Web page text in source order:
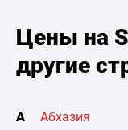
Цены на
другие
А Абхазия